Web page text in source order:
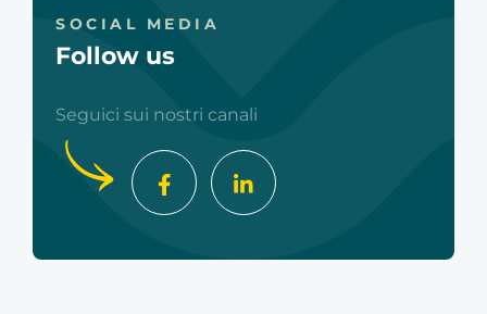
SOCIAL MEDIA
Follow us
Seguici sui nostri canali